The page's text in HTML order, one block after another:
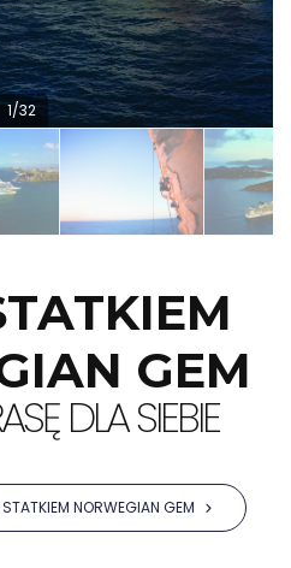
1/32
GEM
DLA SIEBIE
NORWEGIAN GEM